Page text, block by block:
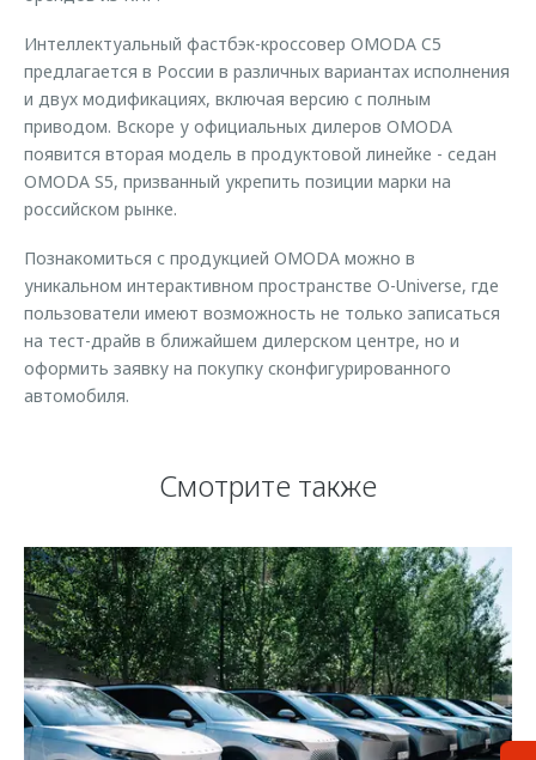
Интеллектуальный фастбэк-кроссовер OMODA C5
предлагается в России в различных вариантах исполнения
и двух модификациях, включая версию с полным
приводом. Вскоре у официальных дилеров OMODA
появится вторая модель в продуктовой линейке - седан
OMODA S5, призванный укрепить позиции марки на
российском рынке.
Познакомиться с продукцией OMODA можно в
уникальном интерактивном пространстве O-Universe, где
пользователи имеют возможность не только записаться
на тест-драйв в ближайшем дилерском центре, но и
оформить заявку на покупку сконфигурированного
автомобиля.
Смотрите также